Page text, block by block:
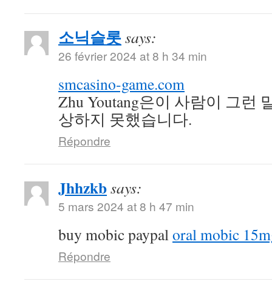
소닉슬롯says:
26 février 2024 at 8 h 34 min
smcasino-game.com
Zhu Youtang은이 사람이 그런
상하지 못했습니다.
Répondre
Jhhzkbsays:
5 mars 2024 at 8 h 47 min
buy mobic paypal oral mobic
Répondre